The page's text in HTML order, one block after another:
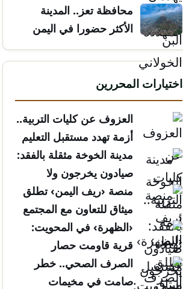
الأرواح
محافظة تعز.. المدينة
الأكثر حضورا في اليمن
اختيارات المحررين
العزوف عن كليات التربية..
أزمة تهدد مستقبل التعليم
مدينة الخوخة مثقلة بالفقد:
صيادون يخرجون ولا
يعودون
منصة ‹ريف اليمن› تطلق
ميثاق للتعاون مع المجتمع
المدني
‹الظهرة› في المحويت:
قرية قاومت حصار
التضاريس
الصرف الصحي.. خطر
صامت في مخيمات